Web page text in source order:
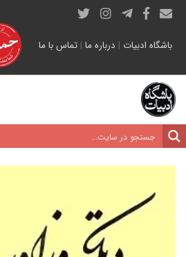
باشگاه ادبیات | درباره ما | تماس با ما